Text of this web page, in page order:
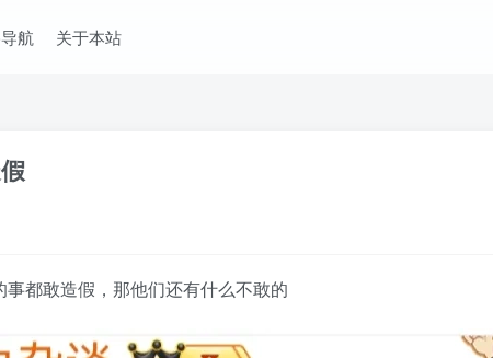
航 关于本站
都敢造假，那他们还有什么不敢的